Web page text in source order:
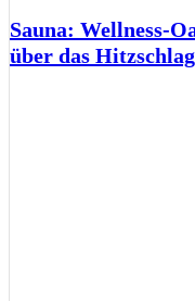
Sauna: Wellness-
über das